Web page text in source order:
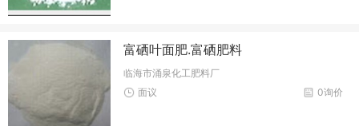
富硒叶面肥.富硒肥料
临海市涌泉化工肥料厂
0询价
面议